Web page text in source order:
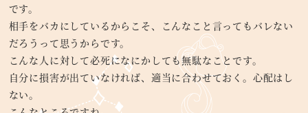
です。
相手をバカにしているからこそ、こんなこと言ってもバレない
だろうって思うからです。
こんな人に対して必死になにかしても無駄なことです。
自分に損害が出ていなければ、適当に合わせておく。心配はし
ない。